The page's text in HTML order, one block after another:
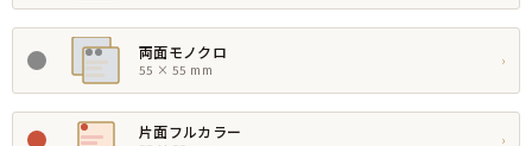
両面モノクロ
55 × 55 mm
›
片面フルカラー ›